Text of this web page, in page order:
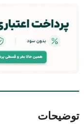
توضیحات